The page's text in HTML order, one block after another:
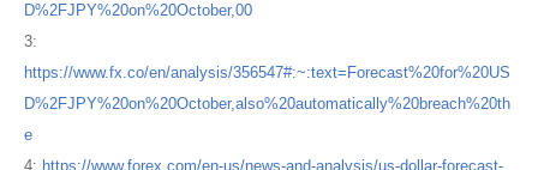
D%2FJPY%20on%20October,00
3:
https://www.fx.co/en/analysis/356547#:~:text=Forecast%20for%20US
D%2FJPY%20on%20October,also%20automatically%20breach%20th
e
4: https://www.forex.com/en-us/news-and-analysis/us-dollar-forecast-